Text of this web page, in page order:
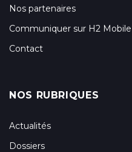
Nos partenaires
Communiquer sur H2 Mobile
Contact
NOS RUBRIQUES
Actualités
Dossiers